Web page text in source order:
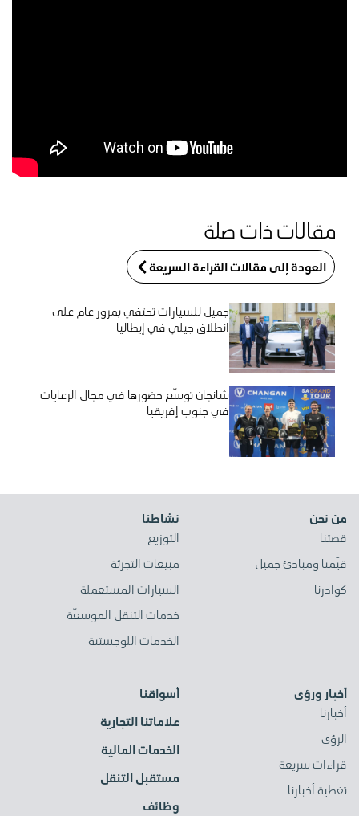
مقالات ذات صلة
العودة إلى مقالات القراءة السريعة
جميل للسيارات تحتفي بمرور عام على
انطلاق جيلي في إيطاليا
شانجان توسّع حضورها في مجال الرعايات
في جنوب إفريقيا
من نحن
قصتنا
قيّمنا ومبادئ جميل
كوادرنا
نشاطنا
التوزيع
مبيعات التجزئة
السيارات المستعملة
خدمات التنقل الموسعّة
الخدمات اللوجستية
أخبار ورؤى
أخبارنا
الرؤى
قراءات سريعة
تغطية أخبارنا
أسواقنا
علاماتنا التجارية
الخدمات المالية
مستقبل التنقل
وظائف